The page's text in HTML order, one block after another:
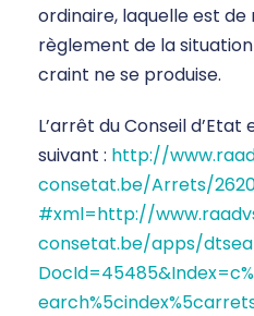
ordinaire, laquelle est
règlement de la
craint ne se produise.
L’arrêt du Conseil
suivant : http://
consetat.be/Arrets/
#xml=http://
consetat.be/apps/